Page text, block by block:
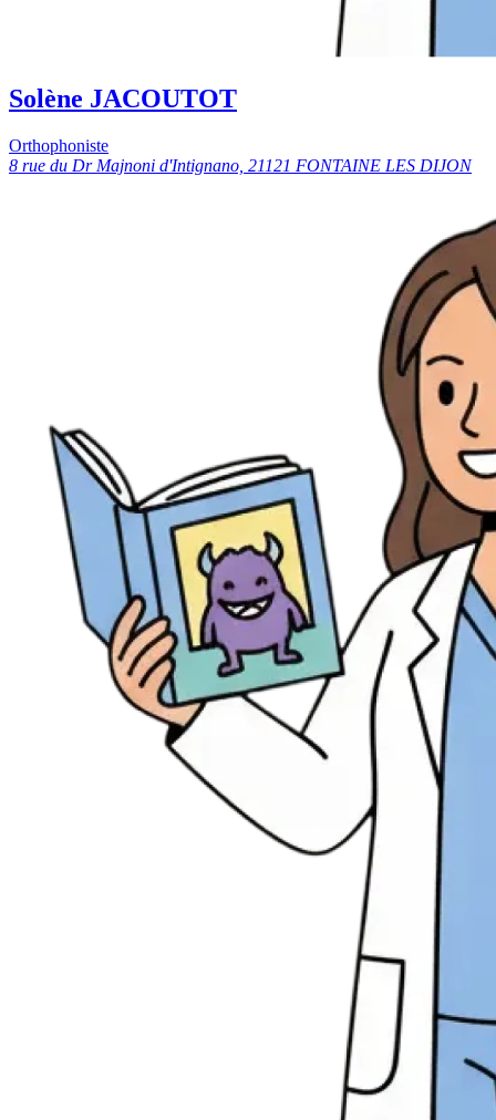
Solène JACOUTOT
Orthophoniste
8 rue du Dr Majnoni d'Intignano, 21121 FONTAINE LES DIJON